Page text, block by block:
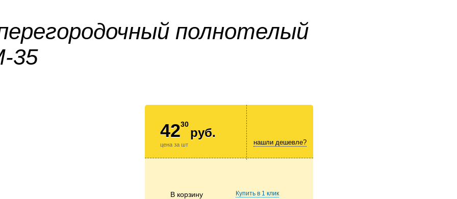
полнотелый
35
4230
руб.
цена за шт нашли дешевле?
В корзину Купить в 1 клик